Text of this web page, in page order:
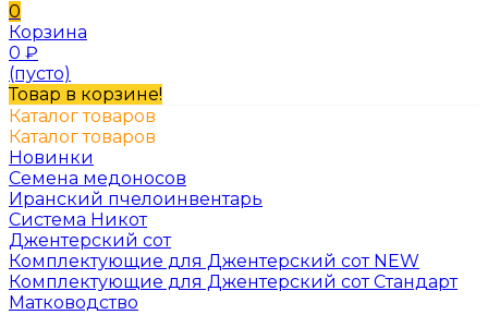
0
Корзина
0 ₽
(пусто)
Товар в корзине!
Каталог товаров
Каталог товаров
Новинки
Семена медоносов
Иранский пчелоинвентарь
Система Никот
Джентерский сот
Комплектующие для Джентерский сот NEW
Комплектующие для Джентерский сот Стандарт
Матководство